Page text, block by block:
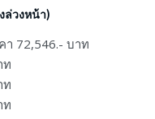
ล่วงหน้า)
า 72,546.- บาท
ท
ท
ท